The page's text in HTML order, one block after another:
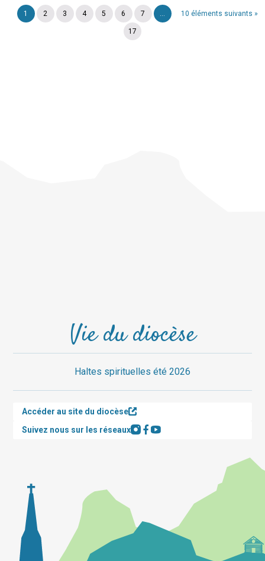
10 éléments suivants »
1 2 3 4 5 6 7 ...
17
Vie du diocèse
Haltes spirituelles été 2026
Accéder au site du diocèse
Suivez nous sur les réseaux